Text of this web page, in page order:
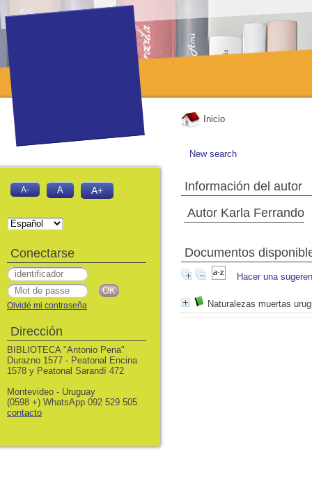
Inicio
New search
Información del autor
Autor Karla Ferrando
Documentos
Hacer una
Naturalezas muertas
A- A A+
Conectarse
Olvidé mi contraseña
Dirección
BIBLIOTECA "Antonio Pena"
Durazno 1577 - Peatonal Encina
1578 y Peatonal Sarandí 472
Montevideo - Uruguay
(0598 +) WhatsApp 092 529 505
contacto